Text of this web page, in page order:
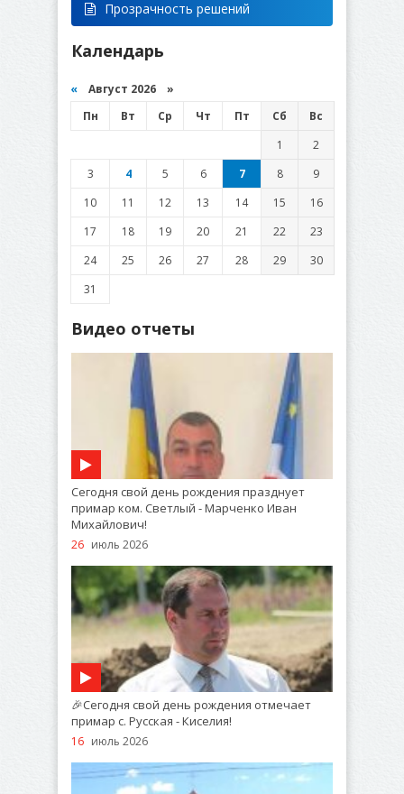
Прозрачность решений
Календарь
« Август 2026 »
Пн
Вт Ср Чт Пт Сб
Вс
1
2
3
4 5 6 7 8
9
10
11 12 13 14 15
16
17
18 19 20 21 22
23
24
25 26 27 28 29
30
31
Видео отчеты
Сегодня свой день рождения празднует
примар ком. Светлый - Марченко Иван
Михайлович!
26 июль 2026
🎉Сегодня свой день рождения отмечает
примар с. Русская - Киселия!
16 июль 2026